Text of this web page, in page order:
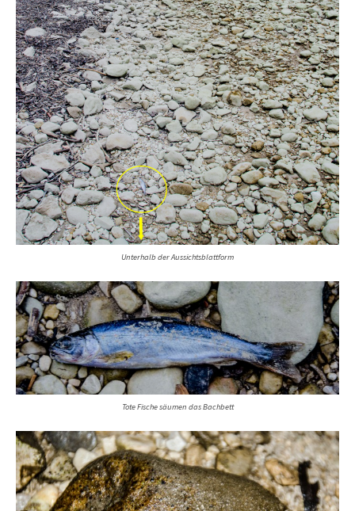
Unterhalb der Aussichtsblattform
Tote Fische säumen das Bachbett